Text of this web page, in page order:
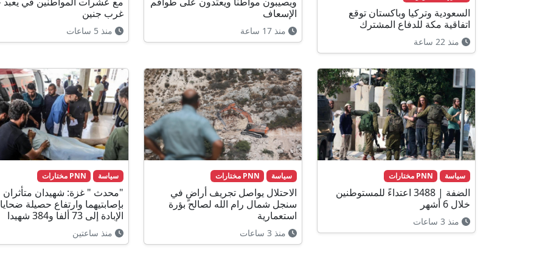
السعودية وتركيا وباكستان توقع
اتفاقية مكة للدفاع المشترك
منذ 22 ساعة
الإسعاف
منذ 17 ساعة
غرب جنين
منذ 5 ساعات
سياسة PNN مختارات
الضفة | 3488 اعتداءً للمستوطنين
خلال 6 أشهر
منذ 3 ساعات
سياسة PNN مختارات
الاحتلال يواصل تجريف أراضٍ في
سنجل شمال رام الله لصالح بؤرة
استعمارية
منذ 3 ساعات
سياسة PNN مختارات
"محدث " غزة: شهيدان متأثران
بإصابتيهما وارتفاع حصيلة ضحايا
الإبادة إلى 73 ألفا و384 شهيدا
منذ ساعتين